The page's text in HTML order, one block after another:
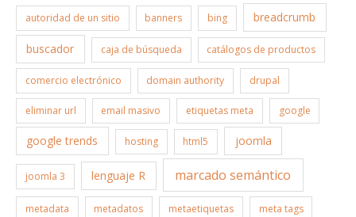
autoridad de un sitio banners bing breadcrumb
buscador caja de búsqueda catálogos de productos
comercio electrónico domain authority drupal
eliminar url email masivo etiquetas meta google
google trends hosting html5 joomla
joomla 3 lenguaje R marcado semántico
metadata metadatos metaetiquetas meta tags